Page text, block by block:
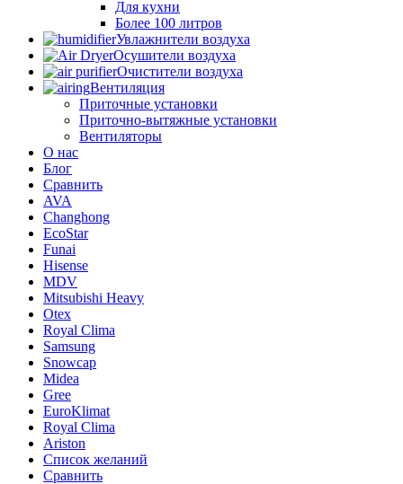
Для кухни
Более 100 литров
Увлажнители воздуха
Осушители воздуха
Очистители воздуха
Вентиляция
Приточные установки
Приточно-вытяжные установки
Вентиляторы
О нас
Блог
Сравнить
AVA
Changhong
EcoStar
Funai
Hisense
MDV
Mitsubishi Heavy
Otex
Royal Clima
Samsung
Snowcap
Midea
Gree
EuroKlimat
Royal Clima
Ariston
Список желаний
Сравнить